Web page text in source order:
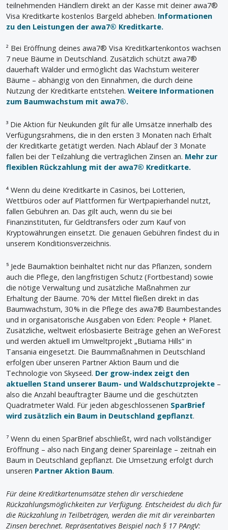
teilnehmenden Händlern direkt an der Kasse mit deiner awa7®
Visa Kreditkarte kostenlos Bargeld abheben. Informationen
zu den Leistungen der awa7® Kreditkarte.
² Bei Eröffnung deines awa7® Visa Kreditkartenkontos wachsen
7 neue Bäume in Deutschland. Zusätzlich schützt awa7®
dauerhaft Wälder und ermöglicht das Wachstum weiterer
Bäume – abhängig von den Einnahmen, die durch deine
Nutzung der Kreditkarte entstehen. Weitere Informationen
zum Baumwachstum mit awa7®.
³ Die Aktion für Neukunden gilt für alle Umsätze innerhalb des
Verfügungsrahmens, die in den ersten 3 Monaten nach Erhalt
der Kreditkarte getätigt werden. Nach Ablauf der 3 Monate
fallen bei der Teilzahlung die vertraglichen Zinsen an. Mehr zur
flexiblen Rückzahlung mit der awa7® Kreditkarte.
⁴ Wenn du deine Kreditkarte in Casinos, bei Lotterien,
Wettbüros oder auf Plattformen für Wertpapierhandel nutzt,
fallen Gebühren an. Das gilt auch, wenn du sie bei
Finanzinstituten, für Geldtransfers oder zum Kauf von
Kryptowährungen einsetzt. Die genauen Gebühren findest du in
unserem Konditionsverzeichnis.
⁵ Jede Baumaktion beinhaltet nicht nur das Pflanzen, sondern
auch die Pflege, den langfristigen Schutz (Fortbestand) sowie
die nötige Verwaltung und zusätzliche Maßnahmen zur
Erhaltung der Bäume. 70 % der Mittel fließen direkt in das
Baumwachstum, 30 % in die Pflege des awa7® Baumbestandes
und in organisatorische Ausgaben von Eden: People + Planet.
Zusätzliche, weltweit erlösbasierte Beiträge gehen an WeForest
und werden aktuell im Umweltprojekt „Butiama Hills“ in
Tansania eingesetzt. Die Baummaßnahmen in Deutschland
erfolgen über unseren Partner Aktion Baum und die
Technologie von Skyseed. Der grow-index zeigt den
aktuellen Stand unserer Baum- und Waldschutzprojekte –
also die Anzahl beauftragter Bäume und die geschützten
Quadratmeter Wald. Für jeden abgeschlossenen SparBrief
wird zusätzlich ein Baum in Deutschland gepflanzt.
⁷ Wenn du einen SparBrief abschließt, wird nach vollständiger
Eröffnung – also nach Eingang deiner Spareinlage – zeitnah ein
Baum in Deutschland gepflanzt. Die Umsetzung erfolgt durch
unseren Partner Aktion Baum.
Für deine Kreditkartenumsätze stehen dir verschiedene
Rückzahlungsmöglichkeiten zur Verfügung. Entscheidest du dich für
die Rückzahlung in Teilbeträgen, werden die mit dir vereinbarten
Zinsen berechnet. Repräsentatives Beispiel nach § 17 PAngV: